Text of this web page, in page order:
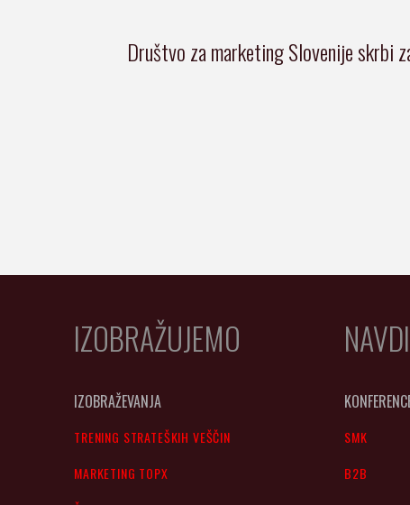
Društvo za marketing Slovenije skrbi
IZOBRAŽUJEMO
IZOBRAŽEVANJA
TRENING STRATEŠKIH VEŠČIN
MARKETING TOPX
SMK
B2B